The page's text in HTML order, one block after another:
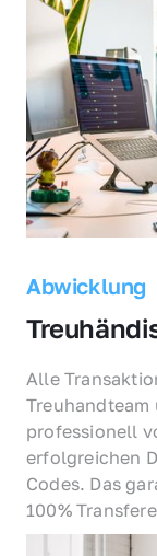
Abwicklung
Alle
Treuhandteam
professionell
erfolgreichen
Codes. Das
100%